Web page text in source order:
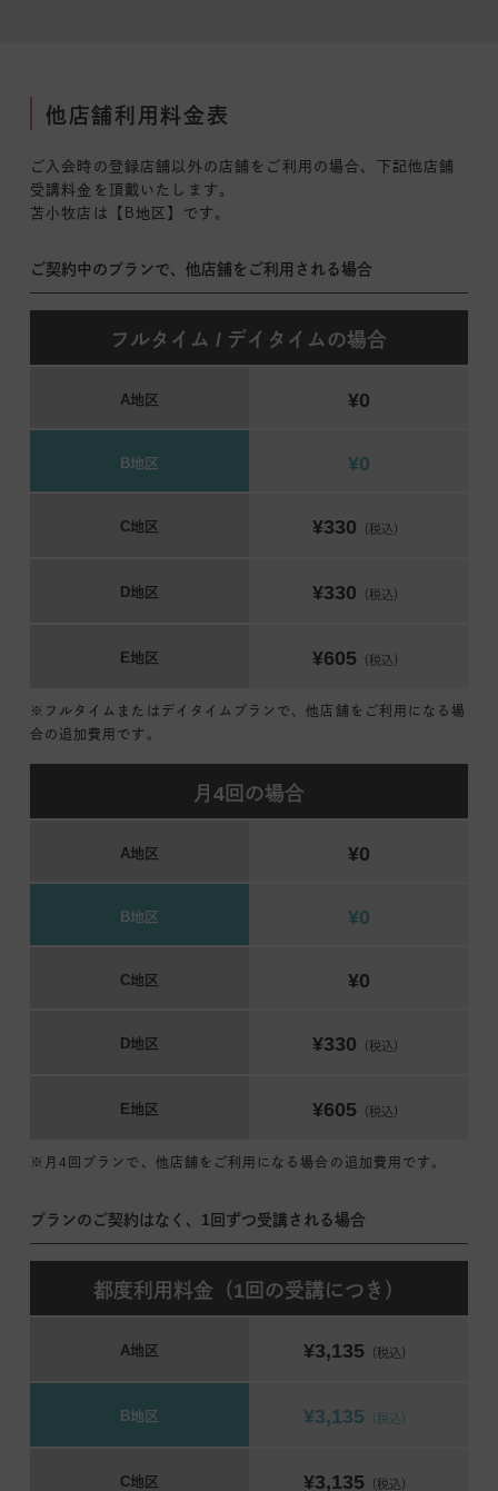
他店舗利用料金表
ご入会時の登録店舗以外の店舗をご利用の場合、下記他店舗
受講料金を頂戴いたします。
苫小牧店は【B地区】です。
ご契約中のプランで、他店舗をご利用される場合
フルタイム / デイタイムの場合
A地区 ¥0
B地区 ¥0
C地区 ¥330 （税込）
D地区 ¥330 （税込）
E地区 ¥605（税込）
※フルタイムまたはデイタイムプランで、他店舗をご利用になる場
合の追加費用です。
月4回の場合
A地区 ¥0
B地区 ¥0
C地区 ¥0
D地区 ¥330 （税込）
E地区 ¥605（税込）
※月4回プランで、他店舗をご利用になる場合の追加費用です。
プランのご契約はなく、1回ずつ受講される場合
都度利用料金（1回の受講につき）
A地区 ¥3,135 （税込）
B地区 ¥3,135 （税込）
C地区 ¥3,135 （税込）